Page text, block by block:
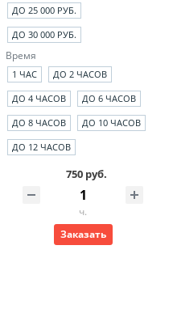
ДО 25 000 РУБ.
ДО 30 000 РУБ.
Время
1 ЧАС
ДО 2 ЧАСОВ
ДО 4 ЧАСОВ
ДО 6 ЧАСОВ
ДО 8 ЧАСОВ
ДО 10 ЧАСОВ
ДО 12 ЧАСОВ
750 руб.
ч.
Заказать